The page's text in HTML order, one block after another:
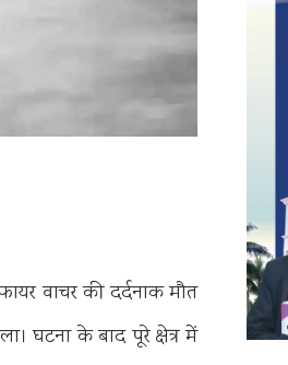
वाचर की दर्दनाक मौत
घटना के बाद पूरे क्षेत्र में